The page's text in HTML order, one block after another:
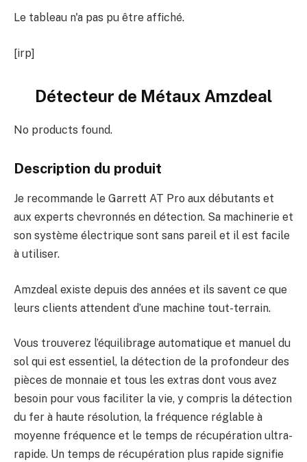
Le tableau n'a pas pu être affiché.
[irp]
Détecteur de Métaux Amzdeal
No products found.
Description du produit
Je recommande le Garrett AT Pro aux débutants et
aux experts chevronnés en détection. Sa machinerie et
son système électrique sont sans pareil et il est facile
à utiliser.
Amzdeal existe depuis des années et ils savent ce que
leurs clients attendent d’une machine tout-terrain.
Vous trouverez l’équilibrage automatique et manuel du
sol qui est essentiel, la détection de la profondeur des
pièces de monnaie et tous les extras dont vous avez
besoin pour vous faciliter la vie, y compris la détection
du fer à haute résolution, la fréquence réglable à
moyenne fréquence et le temps de récupération ultra-
rapide. Un temps de récupération plus rapide signifie